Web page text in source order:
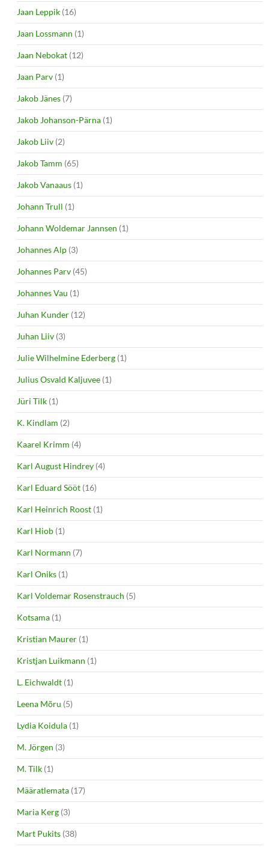
Jaan Leppik (16)
Jaan Lossmann (1)
Jaan Nebokat (12)
Jaan Parv (1)
Jakob Jänes (7)
Jakob Johanson-Pärna (1)
Jakob Liiv (2)
Jakob Tamm (65)
Jakob Vanaaus (1)
Johann Trull (1)
Johann Woldemar Jannsen (1)
Johannes Alp (3)
Johannes Parv (45)
Johannes Vau (1)
Juhan Kunder (12)
Juhan Liiv (3)
Julie Wilhelmine Ederberg (1)
Julius Osvald Kaljuvee (1)
Jüri Tilk (1)
K. Kindlam (2)
Kaarel Krimm (4)
Karl August Hindrey (4)
Karl Eduard Sööt (16)
Karl Heinrich Roost (1)
Karl Hiob (1)
Karl Normann (7)
Karl Oniks (1)
Karl Voldemar Rosenstrauch (5)
Kotsama (1)
Kristian Maurer (1)
Kristjan Luikmann (1)
L. Eichwaldt (1)
Leena Mõru (5)
Lydia Koidula (1)
M. Jörgen (3)
M. Tilk (1)
Määratlemata (17)
Maria Kerg (3)
Mart Pukits (38)